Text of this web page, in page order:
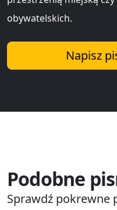
obywatelskich.
Napisz
Podobne
Sprawdź pokrewne